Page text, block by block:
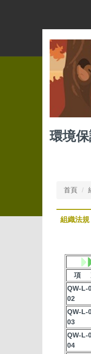
容
環境
首頁
組織法規
項
QW-L-
02
QW-L-
03
QW-L-
04